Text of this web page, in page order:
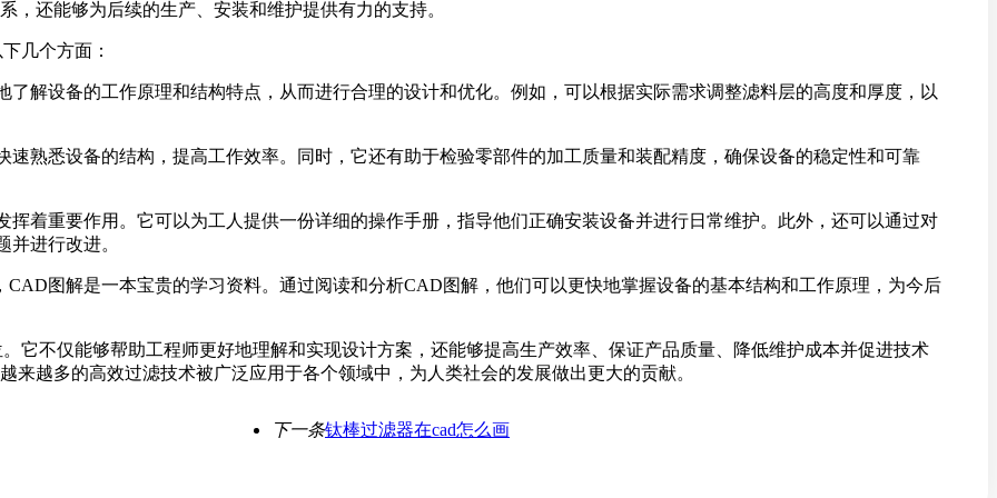
还能够为后续的生产、安装和维护提供有力的支持。
几个方面：
解设备的工作原理和结构特点，从而进行合理的设计和优化。例如，可以根据实际需求调整滤料层的高度和厚度，以
熟悉设备的结构，提高工作效率。同时，它还有助于检验零部件的加工质量和装配精度，确保设备的稳定性和可靠
着重要作用。它可以为工人提供一份详细的操作手册，指导他们正确安装设备并进行日常维护。此外，还可以通过对
进行改进。
图解是一本宝贵的学习资料。通过阅读和分析CAD图解，他们可以更快地掌握设备的基本结构和工作原理，为今后
它不仅能够帮助工程师更好地理解和实现设计方案，还能够提高生产效率、保证产品质量、降低维护成本并促进技术
越多的高效过滤技术被广泛应用于各个领域中，为人类社会的发展做出更大的贡献。
下一条钛棒过滤器在cad怎么画